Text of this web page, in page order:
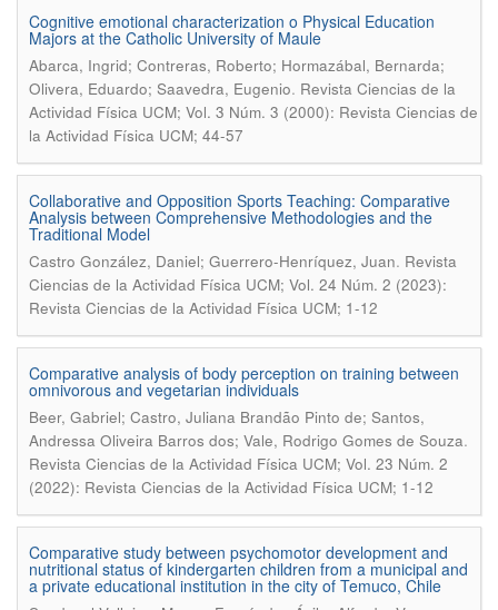
Cognitive emotional characterization o Physical Education
Majors at the Catholic University of Maule
Abarca, Ingrid; Contreras, Roberto; Hormazábal, Bernarda;
Olivera, Eduardo; Saavedra, Eugenio. Revista Ciencias de la
Actividad Física UCM; Vol. 3 Núm. 3 (2000): Revista Ciencias de
la Actividad Física UCM; 44-57
Collaborative and Opposition Sports Teaching: Comparative
Analysis between Comprehensive Methodologies and the
Traditional Model
Castro González, Daniel; Guerrero-Henríquez, Juan. Revista
Ciencias de la Actividad Física UCM; Vol. 24 Núm. 2 (2023):
Revista Ciencias de la Actividad Física UCM; 1-12
Comparative analysis of body perception on training between
omnivorous and vegetarian individuals
Beer, Gabriel; Castro, Juliana Brandão Pinto de; Santos,
Andressa Oliveira Barros dos; Vale, Rodrigo Gomes de Souza.
Revista Ciencias de la Actividad Física UCM; Vol. 23 Núm. 2
(2022): Revista Ciencias de la Actividad Física UCM; 1-12
Comparative study between psychomotor development and
nutritional status of kindergarten children from a municipal and
a private educational institution in the city of Temuco, Chile